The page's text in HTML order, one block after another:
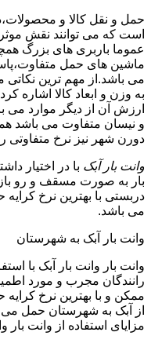
حمل و نقل کالا و
است که می توانند نقش
عموما باربری های بزرگ
ماشین های حمل
می باشد.از مهم ترین نکاتی
به وزن و ابعاد کالا اشاره
ارزش آن از دیگر موارد می
و نیسان متفاوت می باشد
دورن شهر نیز نرخ متفاوتی
وانت بار آبک با در اختیار
بار به صورت مسقف و رو
دربستی با بهترین نرخ
می باشد.
وانت بار آبک به شهرستان
وانت بار وانت بار آبک با
رانندگان مجرب و مورد
ممکن و با بهترین نرخ کرایه
از آبک به شهرستان حمل می
مزایای استفاده از وانت بار